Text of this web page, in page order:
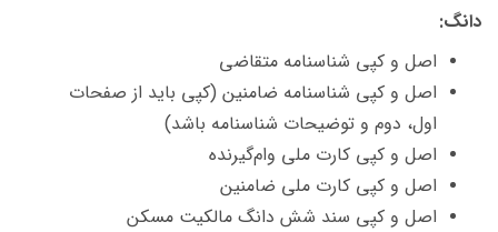
دانگ:
اصل و کپی شناسنامه متقاضی
اصل و کپی شناسنامه ضامنین (کپی باید از صفحات
اول، دوم و توضیحات شناسنامه باشد)
اصل و کپی کارت ملی وام‌گیرنده
اصل و کپی کارت ملی ضامنین
اصل و کپی سند شش دانگ مالکیت مسکن